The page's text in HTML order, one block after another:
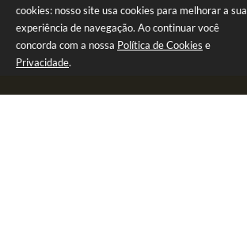
cookies: nosso site usa cookies para melhorar a sua
experiência de navegação. Ao continuar você
concorda com a nossa Política de Cookies e
Privacidade.